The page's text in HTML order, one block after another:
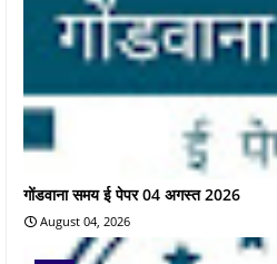
गोंडवाना समय ई पेपर 04 अगस्त 2026
August 04, 2026